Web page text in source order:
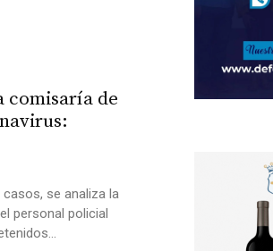
comisaría de
se analiza la
personal policial